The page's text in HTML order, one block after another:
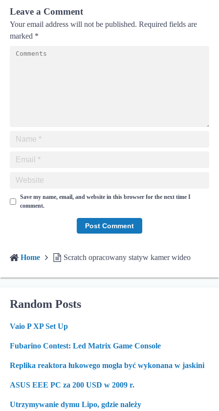
Leave a Comment
Your email address will not be published. Required fields are
marked *
Save my name, email, and website in this browser for the next time I
comment.
Home Scratch opracowany statyw kamer wideo
Random Posts
Vaio P XP Set Up
Fubarino Contest: Led Matrix Game Console
Replika reaktora łukowego mogła być wykonana w jaskini
ASUS EEE PC za 200 USD w 2009 r.
Utrzymywanie dymu Lipo, gdzie należy